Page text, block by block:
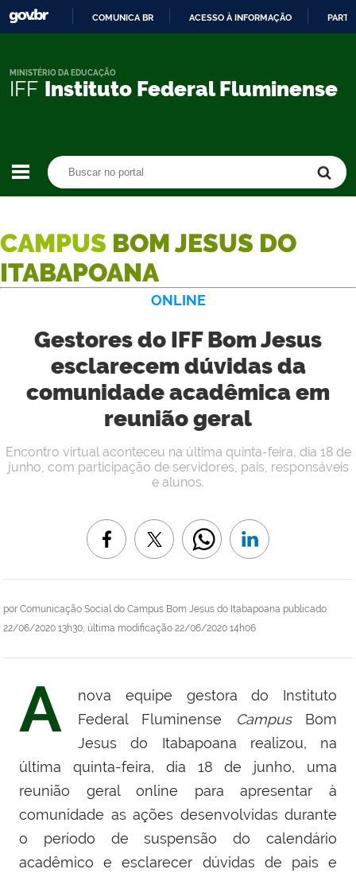
CONTEÚDO
COMUNICA BR ACESSO À INFORMAÇÃO
IFF Instituto Federal Fluminense
MINISTÉRIO DA EDUCAÇÃO
CAMPUS BOM JESUS DO
ITABAPOANA
ONLINE
Gestores do IFF Bom Jesus
esclarecem dúvidas da
comunidade acadêmica em
reunião geral
por Comunicação Social do Campus Bom Jesus do Itabapoana publicado
22/06/2020 13h30, última modificação 22/06/2020 14h06
Encontro virtual aconteceu na última quinta-feira, dia 18 de
junho, com participação de servidores, pais, responsáveis
e alunos.
A
nova equipe gestora do Instituto
Federal Fluminense
Campus Bom
Jesus do Itabapoana realizou, na
última quinta-feira, dia 18 de junho, uma
reunião geral online para apresentar à
comunidade as ações desenvolvidas durante
o período de suspensão do calendário
acadêmico e esclarecer dúvidas de pais e